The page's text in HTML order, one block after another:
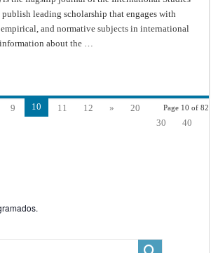
leading scholarship that engages with
and normative subjects in international
about the …
Page 10 of 82
9 10 11 12 »
20
30
40